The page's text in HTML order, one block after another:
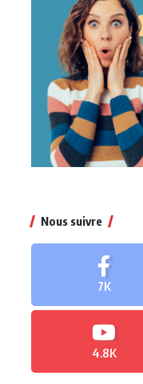
Nous suivre
7K
4.8K